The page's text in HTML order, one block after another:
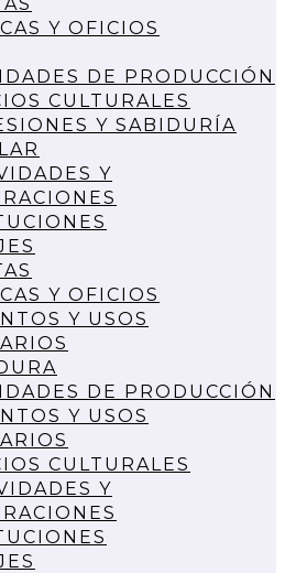
Y OFICIOS
DE PRODUCCIÓN
CULTURALES
Y SABIDURÍA
Y
Y OFICIOS
Y USOS
DE PRODUCCIÓN
Y USOS
CULTURALES
Y